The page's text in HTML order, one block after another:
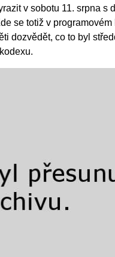
v sobotu 11. srpna s
se totiž v
dozvědět, co to byl
městem známým pro
divadla a univerzity.
kde si můžete legálně a
kasinové hry. V neustále
naleznete širokou